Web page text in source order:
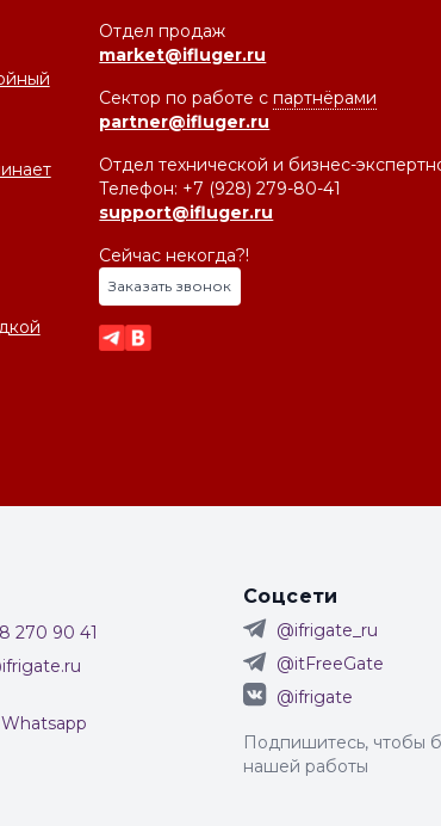
Отдел продаж
market@ifluger.ru
Сектор по работе спартнёрами
partner@ifluger.ru
Отдел технической и бизнес-
Телефон: +7 (928) 279-80-41
support@ifluger.ru
Сейчас некогда?!
Заказать звонок
270 90 41
Whatsapp
Соцсети
@ifrigate_ru
@itFreeGate
@ifrigate
Подпишитесь, чтобы
нашей работы